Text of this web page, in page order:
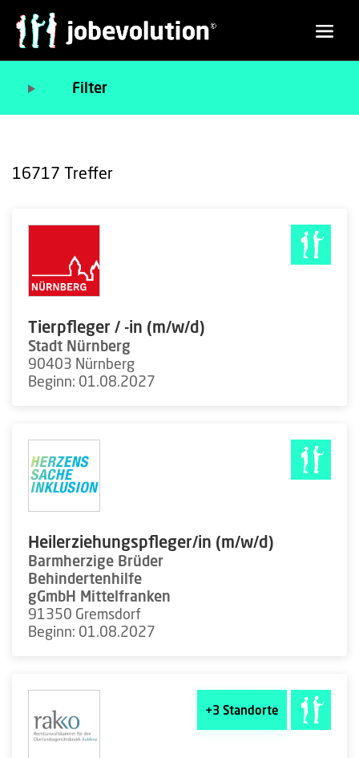
Filter
16717 Treffer
Tierpfleger / -in (m/w/d)
Stadt Nürnberg
90403 Nürnberg
Beginn: 01.08.2027
Heilerziehungspfleger/in (m/w/d)
Barmherzige Brüder
Behindertenhilfe
gGmbH Mittelfranken
91350 Gremsdorf
Beginn: 01.08.2027
+3 Standorte